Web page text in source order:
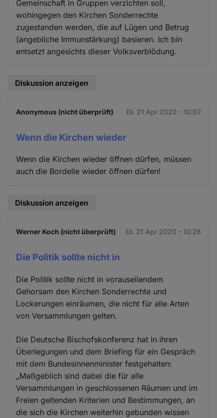
Gemeinschaft in Gruppen verzichten soll,
wohingegen den Kirchen Sonderrechte
zugestanden werden, die auf Lügen und Betrug
(angebliche Immunstärkung) basieren. Ich bin
entsetzt angesichts dieser Volksverblödung.
Diskussion anzeigen
Anonymous (nicht überprüft) Di. 21 Apr 2020 - 10:07
Wenn die Kirchen wieder
Wenn die Kirchen wieder öffnen dürfen, müssen
auch die Bordelle wieder öffnen dürfen!
Diskussion anzeigen
Werner Koch (nicht überprüft) Di. 21 Apr 2020 - 10:26
Die Politik sollte nicht in
Die Politik sollte nicht in vorauseilendem
Gehorsam den Kirchen Sonderrechte und
Lockerungen einräumen, die nicht für alle Arten
von Versammlungen gelten.
Die Deutsche Bischofskonferenz hat in ihren
Überlegungen und dem Briefing für ein Gespräch
mit dem Bundesinnenminister festgehalten:
„Maßgeblich sind dabei die für alle
Versammlungen in geschlossenen Räumen und im
Freien geltenden Kriterien und Bestimmungen, an
die sich die Kirchen weiterhin gebunden wissen